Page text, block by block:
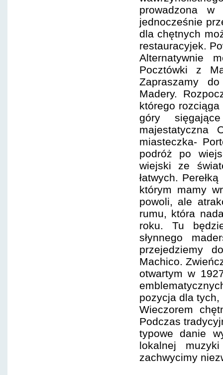
prowadzona
jednocześnie
dla chętnych
restauracyjek.
Alternatywnie
Pocztówki z
Zapraszamy
Madery.
którego
góry
majestatyczna
miasteczka-
podróż po
wiejski ze
łatwych.
którym mamy
powoli, ale
rumu, która
roku. Tu
słynnego
przejedziemy
Machico.
otwartym w
pozycja dla tych,
Wieczorem
Podczas
typowe danie
lokalnej
zachwycimy